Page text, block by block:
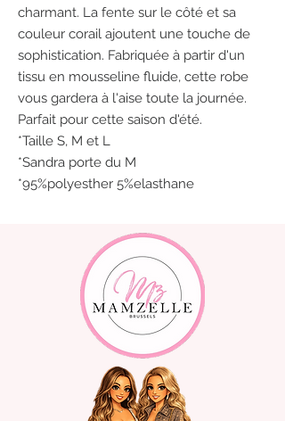
charmant. La fente sur le côté et sa
couleur corail ajoutent une touche de
sophistication. Fabriquée à partir d'un
tissu en mousseline fluide, cette robe
vous gardera à l'aise toute la journée.
Parfait pour cette saison d'été.
*Taille S, M et L
*Sandra porte du M
*95%polyesther 5%elasthane